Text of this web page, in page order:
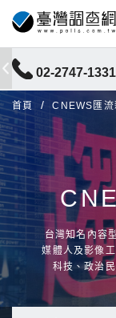
02-2747-1331
首頁 CNEWS匯流
台灣知名內容
媒體人及影像
科技、政治